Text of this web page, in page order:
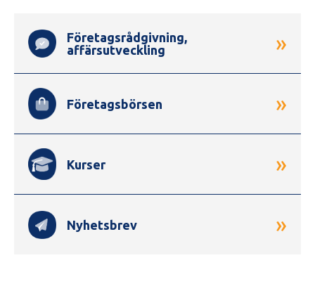
Genvägar
Företagsrådgivning,
affärsutveckling
»
Företagsbörsen »
Kurser »
Nyhetsbrev »